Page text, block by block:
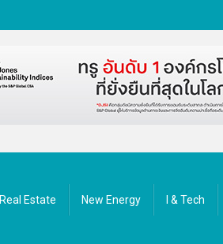
Real Estate New Energy I & Tech